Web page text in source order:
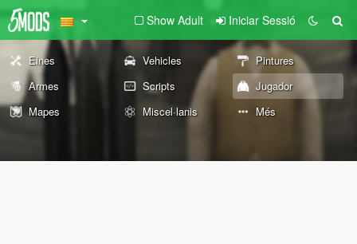
Show Adult Iniciar Sessió
Eines Vehicles
Pintures
Armes
Scripts
Jugador
Mapes
Miscel·lanis Més